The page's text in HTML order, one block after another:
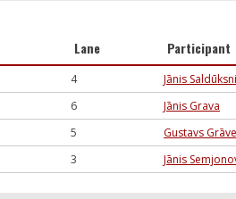
Lane Participant
4 Jānis
6 Jānis Grava
5 Gustavs
3 Jānis